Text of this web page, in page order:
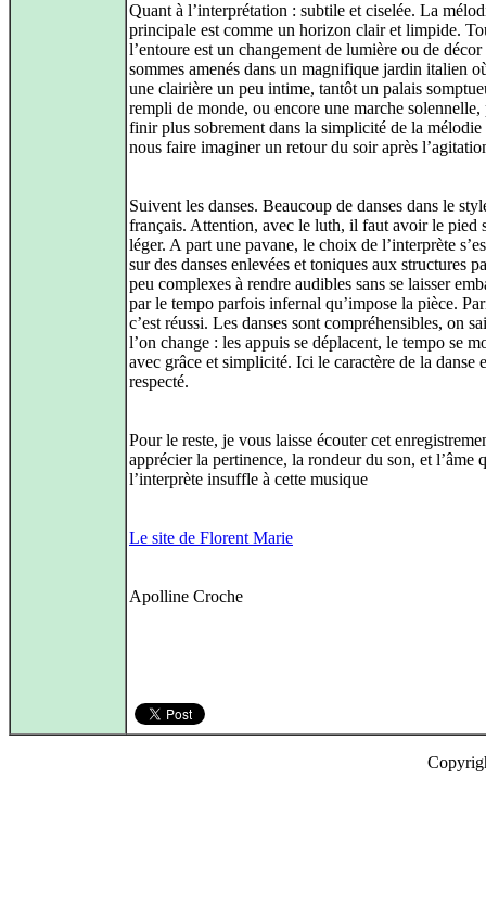
Quant à l’interprétation : subtile et ciselée. La
principale est comme un horizon clair et limpide.
l’entoure est un changement de lumière ou de décor
sommes amenés dans un magnifique jardin italien
une clairière un peu intime, tantôt un palais
rempli de monde, ou encore une marche solennelle,
finir plus sobrement dans la simplicité de la
nous faire imaginer un retour du soir après
Suivent les danses. Beaucoup de danses dans le
français. Attention, avec le luth, il faut avoir le pied
léger. A part une pavane, le choix de l’interprète
sur des danses enlevées et toniques aux structures
peu complexes à rendre audibles sans se laisser
par le tempo parfois infernal qu’impose la pièce.
c’est réussi. Les danses sont compréhensibles, on
l’on change : les appuis se déplacent, le tempo se
avec grâce et simplicité. Ici le caractère de la danse
respecté.
Pour le reste, je vous laisse écouter cet
apprécier la pertinence, la rondeur du son, et l’âme
l’interprète insuffle à cette musique
Le site de Florent Marie
Apolline Croche